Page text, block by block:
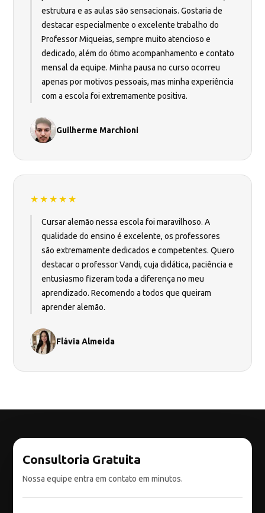
estrutura e as aulas são sensacionais. Gostaria de
destacar especialmente o excelente trabalho do
Professor Miqueias, sempre muito atencioso e
dedicado, além do ótimo acompanhamento e contato
mensal da equipe. Minha pausa no curso ocorreu
apenas por motivos pessoais, mas minha experiência
com a escola foi extremamente positiva.
Guilherme Marchioni
★★★★★
Cursar alemão nessa escola foi maravilhoso. A
qualidade do ensino é excelente, os professores
são extremamente dedicados e competentes. Quero
destacar o professor Vandi, cuja didática, paciência e
entusiasmo fizeram toda a diferença no meu
aprendizado. Recomendo a todos que queiram
aprender alemão.
Flávia Almeida
Consultoria Gratuita
Nossa equipe entra em contato em minutos.